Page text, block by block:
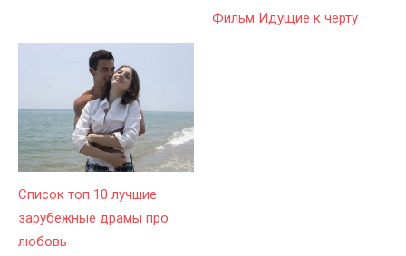
Фильм Идущие к черту
Список топ 10 лучшие
зарубежные драмы про
любовь